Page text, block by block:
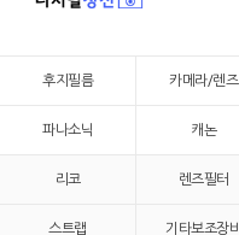
후지필름 카메라/렌즈
파나소닉 캐논
리코 렌즈필터
스트랩 기타보조장비